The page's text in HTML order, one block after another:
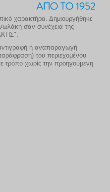
χαρακτήρα. Δημιουργήθηκε
σαν συνέχεια της
ή αναπαραγωγή
του περιεχομένου
τρόπο χωρίς την προηγούμενη